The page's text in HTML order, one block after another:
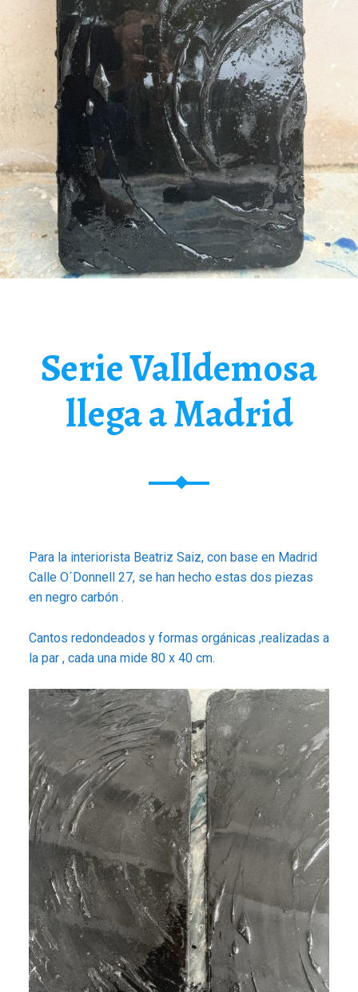
Serie Valldemosa
llega a Madrid
Para la interiorista Beatriz Saiz, con base en Madrid
Calle O´Donnell 27, se han hecho estas dos piezas
en negro carbón .
Cantos redondeados y formas orgánicas ,realizadas a
la par , cada una mide 80 x 40 cm.